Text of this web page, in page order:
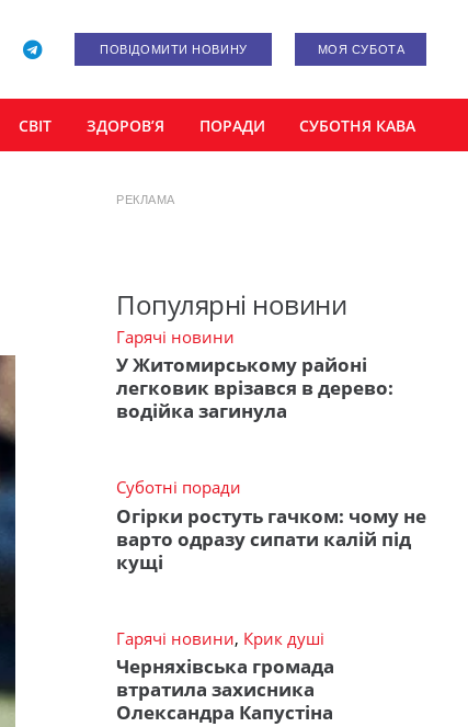
ПОВІДОМИТИ НОВИНУ МОЯ СУБОТА
СВІТ ЗДОРОВ’Я ПОРАДИ СУБОТНЯ КАВА
РЕКЛАМА
Популярні новини
Гарячі новини
У Житомирському районі
легковик врізався в дерево:
водійка загинула
Суботні поради
Огірки ростуть гачком: чому не
варто одразу сипати калій під
кущі
Гарячі новини, Крик душі
Черняхівська громада
втратила захисника
Олександра Капустіна